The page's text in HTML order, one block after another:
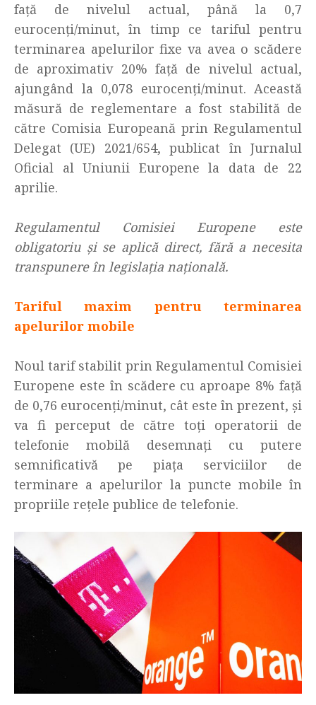
față de nivelul actual, până la 0,7
eurocenți/minut, în timp ce tariful pentru
terminarea apelurilor fixe va avea o scădere
de aproximativ 20% față de nivelul actual,
ajungând la 0,078 eurocenți/minut. Această
măsură de reglementare a fost stabilită de
către Comisia Europeană prin Regulamentul
Delegat (UE) 2021/654, publicat în Jurnalul
Oficial al Uniunii Europene la data de 22
aprilie.
Regulamentul Comisiei Europene este
obligatoriu și se aplică direct, fără a necesita
transpunere în legislația națională.
Tariful maxim pentru terminarea
apelurilor mobile
Noul tarif stabilit prin Regulamentul Comisiei
Europene este în scădere cu aproape 8% față
de 0,76 eurocenți/minut, cât este în prezent, și
va fi perceput de către toţi operatorii de
telefonie mobilă desemnați cu putere
semnificativă pe piaţa serviciilor de
terminare a apelurilor la puncte mobile în
propriile reţele publice de telefonie.